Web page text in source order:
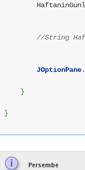
//String
JOptionPane.
}
}